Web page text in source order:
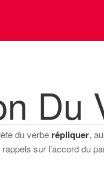
Du
du verbe répliquer,
sur l’accord du